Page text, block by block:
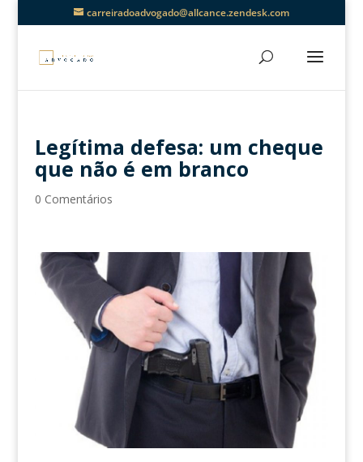
carreiradoadvogado@allcance.zendesk.com
Legítima defesa: um cheque
que não é em branco
0 Comentários